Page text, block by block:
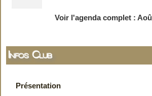
Infos Club
Présentation
Voir l'agenda complet :